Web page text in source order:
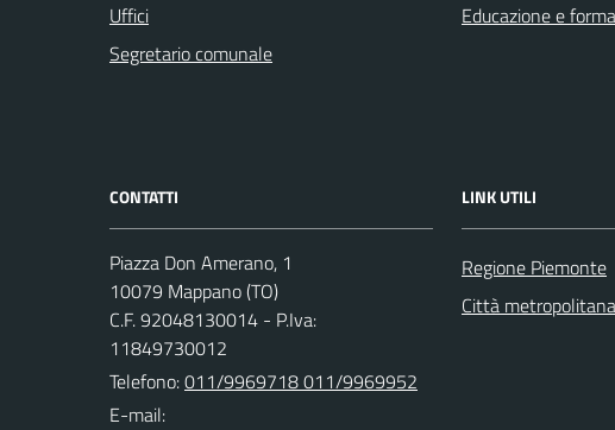
Uffici
Segretario comunale
Educazione e
CONTATTI
Piazza Don Amerano, 1
10079 Mappano (TO)
C.F. 92048130014 - P.Iva:
11849730012
Telefono:011/9969718 011/9969952
E-mail:
LINK UTILI
Regione Piemonte
Città